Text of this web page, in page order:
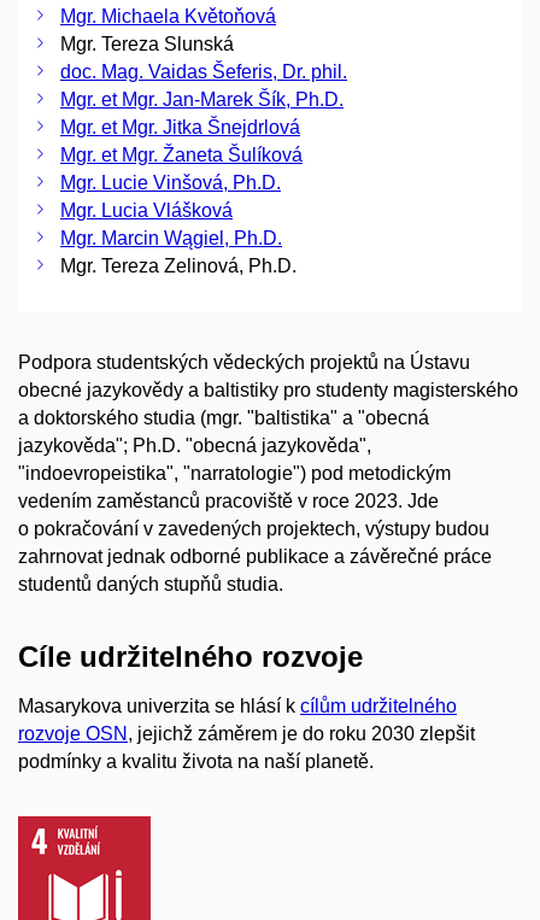
Mgr. Michaela Květoňová
Mgr. Tereza Slunská
doc. Mag. Vaidas Šeferis, Dr. phil.
Mgr. et Mgr. Jan-Marek Šík, Ph.D.
Mgr. et Mgr. Jitka Šnejdrlová
Mgr. et Mgr. Žaneta Šulíková
Mgr. Lucie Vinšová, Ph.D.
Mgr. Lucia Vlášková
Mgr. Marcin Wągiel, Ph.D.
Mgr. Tereza Zelinová, Ph.D.
Podpora studentských vědeckých projektů na Ústavu
obecné jazykovědy a baltistiky pro studenty magisterského
a doktorského studia (mgr. "baltistika" a "obecná
jazykověda"; Ph.D. "obecná jazykověda",
"indoevropeistika", "narratologie") pod metodickým
vedením zaměstanců pracoviště v roce 2023. Jde
o pokračování v zavedených projektech, výstupy budou
zahrnovat jednak odborné publikace a závěrečné práce
studentů daných stupňů studia.
Cíle udržitelného rozvoje
Masarykova univerzita se hlásí k cílům udržitelného
rozvoje OSN , jejichž záměrem je do roku 2030 zlepšit
podmínky a kvalitu života na naší planetě.